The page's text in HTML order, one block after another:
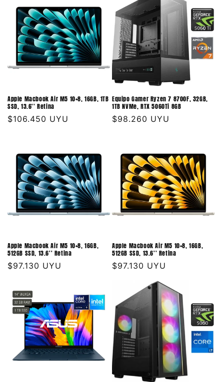
Apple Macbook Air M5 10+8, 16GB, 1TB
SSD, 13.6'' Retina
Precio
$106.450 UYU
Equipo Gamer Ryzen 7 8700F, 32GB,
1TB NVMe, RTX 5060Ti 8GB
Precio
$98.260 UYU
Apple Macbook Air M5 10+8, 16GB,
512GB SSD, 13.6'' Retina
Precio
$97.130 UYU
Apple Macbook Air M5 10+8, 16GB,
512GB SSD, 13.6'' Retina
Precio
$97.130 UYU